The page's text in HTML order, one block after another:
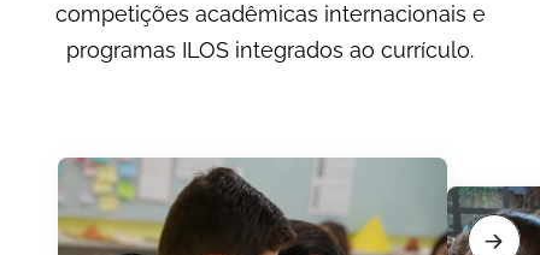
competições acadêmicas internacionais e
programas ILOS integrados ao currículo.